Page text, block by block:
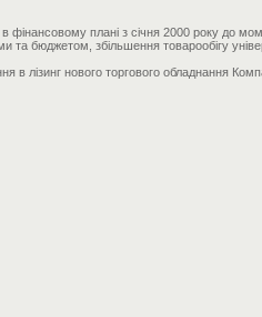
в фінансовому плані з січня 2000 року до
та бюджетом, збільшення товарообігу
в лізинг нового торгового обладнання